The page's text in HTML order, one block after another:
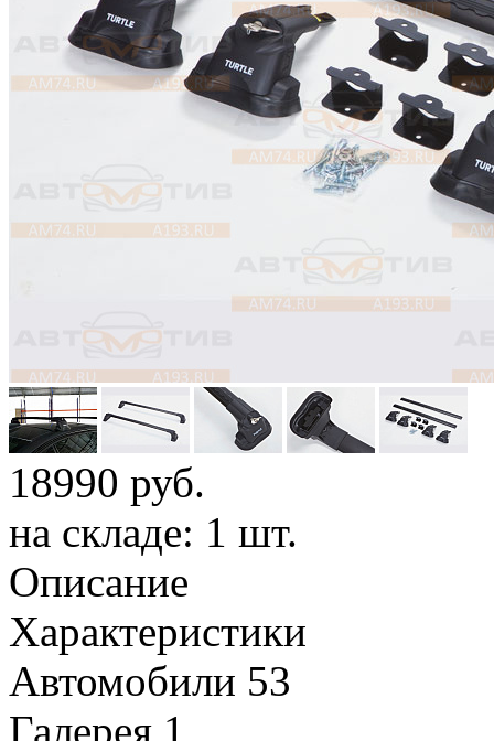
18990 руб.
на складе: 1 шт.
Описание
Характеристики
Автомобили 53
Галерея 1